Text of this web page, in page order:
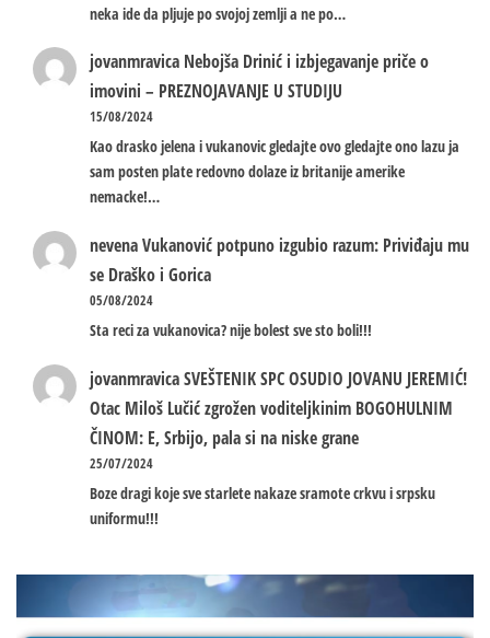
neka ide da pljuje po svojoj zemlji a ne po…
jovanmravica Nebojša Drinić i izbjegavanje priče o
imovini – PREZNOJAVANJE U STUDIJU
15/08/2024
Kao drasko jelena i vukanovic gledajte ovo gledajte ono lazu ja
sam posten plate redovno dolaze iz britanije amerike
nemacke!…
nevenaVukanović potpuno izgubio razum: Priviđaju mu
se Draško i Gorica
05/08/2024
Sta reci za vukanovica? nije bolest sve sto boli!!!
jovanmravicaSVEŠTENIK SPC OSUDIO JOVANU JEREMIĆ!
Otac Miloš Lučić zgrožen voditeljkinim BOGOHULNIM
ČINOM: E, Srbijo, pala si na niske grane
25/07/2024
Boze dragi koje sve starlete nakaze sramote crkvu i srpsku
uniformu!!!